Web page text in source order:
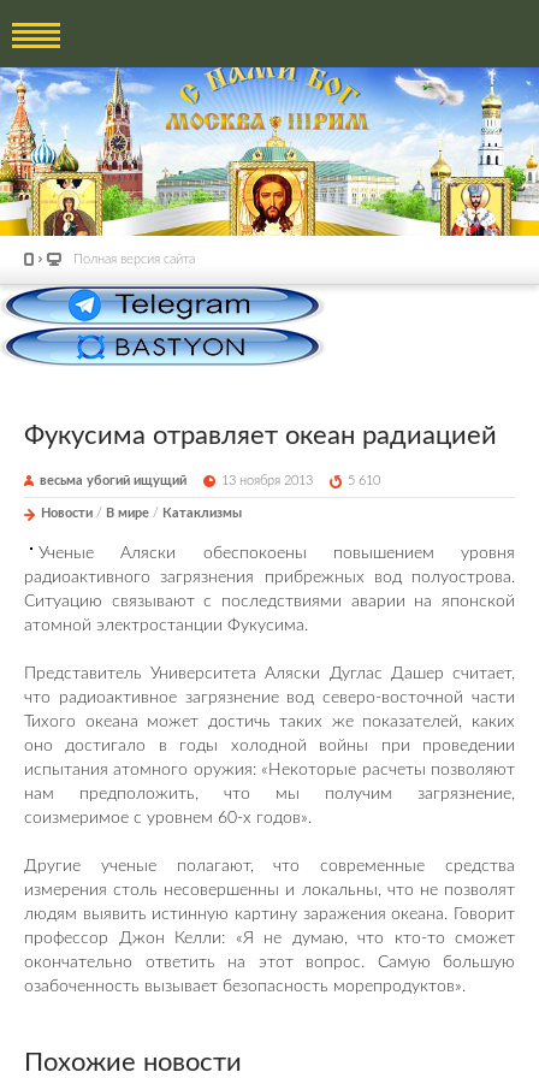
Полная версия сайта
Фукусима отравляет океан радиацией
весьма убогий ищущий 13 ноября 2013 5 610
Новости / В мире / Катаклизмы
Ученые Аляски обеспокоены повышением уровня
радиоактивного загрязнения прибрежных вод полуострова.
Ситуацию связывают с последствиями аварии на японской
атомной электростанции Фукусима.
Представитель Университета Аляски Дуглас Дашер считает,
что радиоактивное загрязнение вод северо-восточной части
Тихого океана может достичь таких же показателей, каких
оно достигало в годы холодной войны при проведении
испытания атомного оружия: «Некоторые расчеты позволяют
нам предположить, что мы получим загрязнение,
соизмеримое с уровнем 60-х годов».
Другие ученые полагают, что современные средства
измерения столь несовершенны и локальны, что не позволят
людям выявить истинную картину заражения океана. Говорит
профессор Джон Келли: «Я не думаю, что кто-то сможет
окончательно ответить на этот вопрос. Самую большую
озабоченность вызывает безопасность морепродуктов».
Похожие новости